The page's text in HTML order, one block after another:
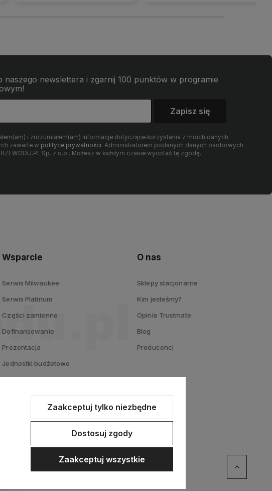
naszego newslettera i zgarnij 100 punktów w programie
Zapisz się
i zrozumiałem(am) informacje dotyczące korzystania z moich danych
zawarte w polityce prywatności. Administratorem podanych danych osobowych
Sp. z o.o.. Możesz w każdym czasie wycofać tę zgodę.
Wsparcie
Serwis Milwaukee
Serwis Platinum
Części zamienne
Dofinansowanie
Prezentacja
Jednostki budżetowe
Testuj MX FUEL
Voucher prezentowy
O nas
Sklepy stacjonarne
Kim jesteśmy?
Opinie Trustmate
Blog
Producenci
Zaakceptuj tylko niezbędne
Dostosuj zgody
Zaakceptuj wszystkie